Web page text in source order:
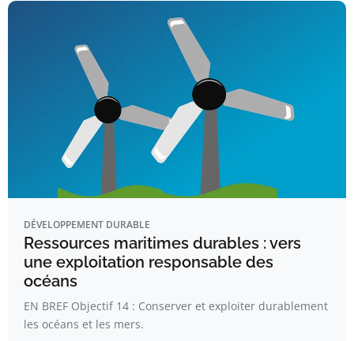
DÉVELOPPEMENT DURABLE
Ressources maritimes durables : vers
une exploitation responsable des
océans
EN BREF Objectif 14 : Conserver et exploiter durablement
les océans et les mers.